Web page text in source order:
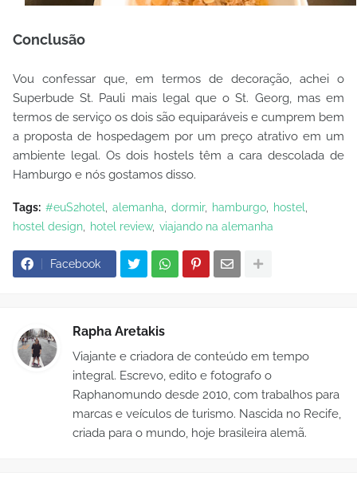
Conclusão
Vou confessar que, em termos de decoração, achei o
Superbude St. Pauli mais legal que o St. Georg, mas em
termos de serviço os dois são equiparáveis e cumprem bem
a proposta de hospedagem por um preço atrativo em um
ambiente legal. Os dois hostels têm a cara descolada de
Hamburgo e nós gostamos disso.
Tags: #euS2hotel alemanha dormir hamburgo
hostel
hostel design
hotel review viajando na alemanha
Facebook
Rapha Aretakis
Viajante e criadora de conteúdo em tempo
integral. Escrevo, edito e fotografo o
Raphanomundo desde 2010, com trabalhos para
marcas e veículos de turismo. Nascida no Recife,
criada para o mundo, hoje brasileira alemã.